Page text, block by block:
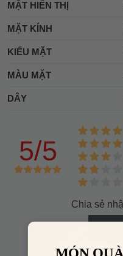
MẶT HIỂN THỊ
MẶT KÍNH
KIỂU MẶT
MÀU MẶT
DÂY
5/5
Chia sẻ
MÓN